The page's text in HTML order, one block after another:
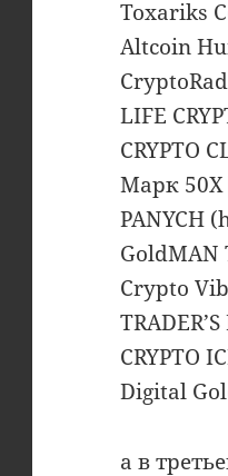
Toxariks
Altcoin
LIFE
CRYPTO
Марк
PANYCH
GoldMAN
Crypto
CRYPTO
Digital
а в